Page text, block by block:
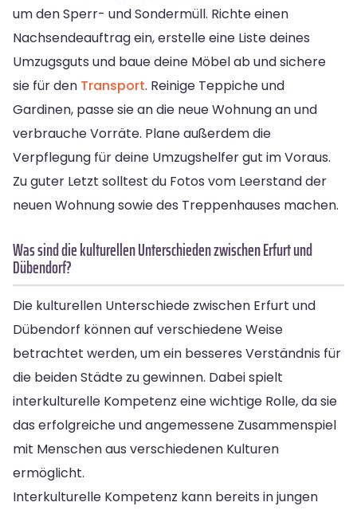
um den Sperr- und Sondermüll. Richte einen
Nachsendeauftrag ein, erstelle eine Liste deines
Umzugsguts und baue deine Möbel ab und sichere
sie für den Transport. Reinige Teppiche und
Gardinen, passe sie an die neue Wohnung an und
verbrauche Vorräte. Plane außerdem die
Verpflegung für deine Umzugshelfer gut im Voraus.
Zu guter Letzt solltest du Fotos vom Leerstand der
neuen Wohnung sowie des Treppenhauses machen.
Was sind die kulturellen Unterschieden zwischen Erfurt und
Dübendorf?
Die kulturellen Unterschiede zwischen Erfurt und
Dübendorf können auf verschiedene Weise
betrachtet werden, um ein besseres Verständnis für
die beiden Städte zu gewinnen. Dabei spielt
interkulturelle Kompetenz eine wichtige Rolle, da sie
das erfolgreiche und angemessene Zusammenspiel
mit Menschen aus verschiedenen Kulturen
ermöglicht.
Interkulturelle Kompetenz kann bereits in jungen